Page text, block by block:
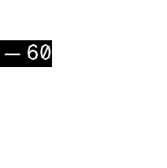
— 60